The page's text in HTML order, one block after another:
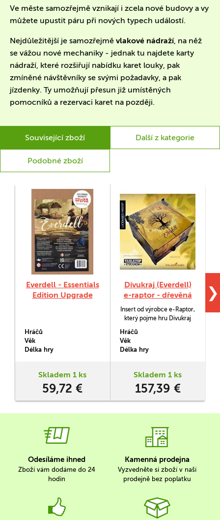
Ve měste samozřejmě vznikají i zcela nové budovy a vy
můžete upustit páru při nových typech událostí.
Nejdůležitější je samozřejmě vlakové nádraží, na něž
se vážou nové mechaniky - jednak tu najdete karty
nádraží, které rozšiřují nabídku karet louky, pak
zmíněné návštěvníky se svými požadavky, a pak
jízdenky. Ty umožňují přesun již umístěných
pomocníků a rezervaci karet na později.
Související zboží Další z kategorie
Podobné zboží
Everdell - Essentials
Edition Upgrade
Hráčů
Věk
Délka hry
Skladem 1 ks
59,72 €
Divukraj (Everdell)
e-raptor - dřevěná
krabice s insertem
(na základ +
Insert od výrobce e-Raptor,
který pojme hru Divukraj
rozšíření: Perlava
(Pearlbrook), Zvonkobraní
(Bellfaire), Skálověží
(Newleaf) a Mlžný les
moci zorganizovat uložení
Hráčů
Věk
Délka hry
Skladem 1 ks
157,39 €
❯
Odesíláme ihned
Zboží vám dodáme do 24
hodin
Kamenná prodejna
Vyzvedněte si zboží v naší
prodejně bez poplatku